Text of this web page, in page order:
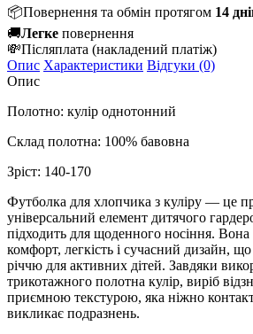
📦Повернення та обмін протягом 14
🚚Легке повернення
💸Післяплата (накладений платіж)
Опис Характеристики Відгуки (0)
Опис
Полотно: кулір однотонний
Склад полотна: 100% бавовна
Зріст: 140-170
Футболка для хлопчика з куліру — це
універсальний елемент дитячого
підходить для щоденного носіння. Вона
комфорт, легкість і сучасний дизайн,
річчю для активних дітей. Завдяки
трикотажного полотна кулір, виріб
приємною текстурою, яка ніжно
викликає подразнень.